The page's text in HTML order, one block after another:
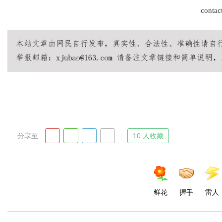
分享至 : 10 人收藏
鲜花 握手 雷人